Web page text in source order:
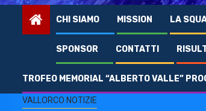
CHI SIAMO MISSION LA
SPONSOR CONTATTI
TROFEO MEMORIAL “ALBERTO VALLE”
Home 2022 Settembre 30
VALLORCO NOTIZIE